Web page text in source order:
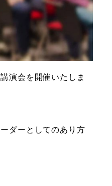
演会を開催いたしま
ダーとしてのあり方